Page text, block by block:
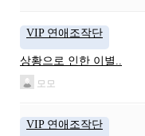
VIP 연애조작단
상황으로 인한 이별..
모모
VIP 연애조작단